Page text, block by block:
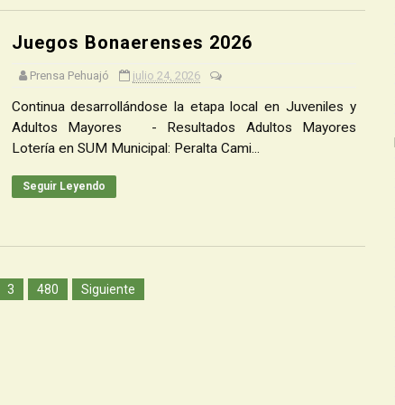
Juegos Bonaerenses 2026
Prensa Pehuajó julio 24, 2026
Continua desarrollándose la etapa local en Juveniles y
Adultos Mayores - Resultados Adultos Mayores
Lotería en SUM Municipal: Peralta Cami...
Seguir Leyendo
3 480 Siguiente